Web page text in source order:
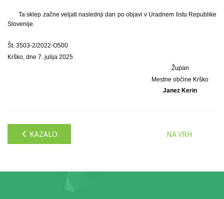
Ta sklep začne veljati naslednji dan po objavi v Uradnem listu Republike
Slovenije.
Št. 3503-2/2022-O500
Krško, dne 7. julija 2025
Župan
Mestne občine Krško
Janez Kerin
KAZALO NA VRH